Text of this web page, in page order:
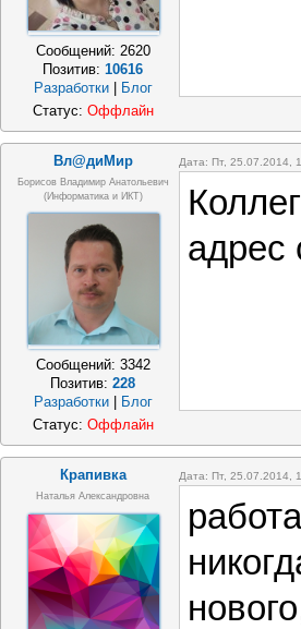
Сообщений: 2620
Позитив:10616
Разработки
Блог
Статус: Оффлайн
Вл@диМир Дата: Пт, 25.07.2014,
Борисов Владимир Анатольевич
(информатика и ИКТ)
Сообщений: 3342
Позитив:228
Разработки
Блог
адрес
Статус: Оффлайн
Крапивка Дата: Пт, 25.07.2014,
Наталья Александровна